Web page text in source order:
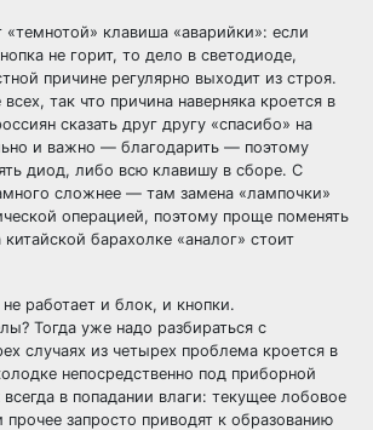
«темнотой» клавиша «аварийки»: если
не горит, то дело в светодиоде,
причине регулярно выходит из строя.
так что причина наверняка кроется в
сказать друг другу «спасибо» на
и важно — благодарить — поэтому
диод, либо всю клавишу в сборе. С
сложнее — там замена «лампочки»
операцией, поэтому проще поменять
барахолке «аналог» стоит
работает и блок, и кнопки.
Тогда уже надо разбираться с
случаях из четырех проблема кроется в
непосредственно под приборной
в попадании влаги: текущее лобовое
прочее запросто приводят к образованию